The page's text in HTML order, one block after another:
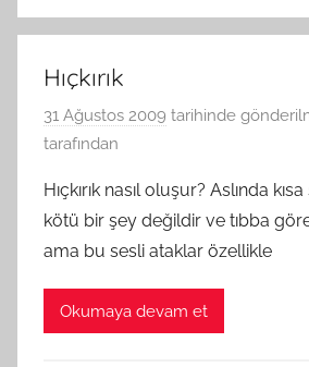
Hıçkırık
31 Ağustos 2009 tarihinde
tarafından
Hıçkırık nasıl oluşur? Aslında
kötü bir şey değildir ve tıbba
ama bu sesli ataklar özellikle
Okumaya devam et